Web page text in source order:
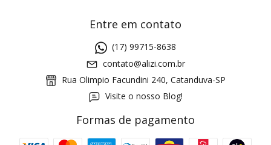
Entre em contato
(17) 99715-8638
contato@alizi.com.br
Rua Olimpio Facundini 240, Catanduva-SP
Visite o nosso Blog!
Formas de pagamento